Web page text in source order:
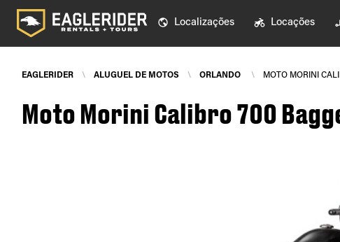
Localizações Locações
EAGLERIDER \ ALUGUEL DE MOTOS \ ORLANDO \ MOTO MORINI
Moto Morini Calibro 700